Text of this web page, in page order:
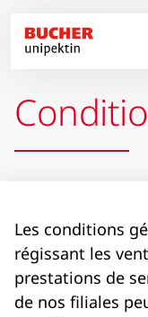
Les conditions
régissant les
prestations de
de nos filiales